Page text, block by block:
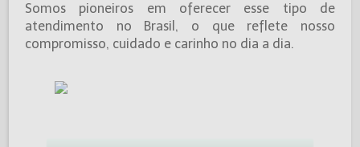
Somos pioneiros em oferecer esse tipo de
atendimento no Brasil, o que reflete nosso
compromisso, cuidado e carinho no dia a dia.